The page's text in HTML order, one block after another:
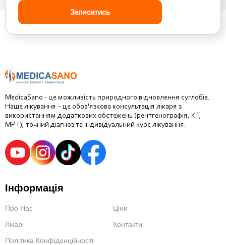
MedicaSano - це можливість природного відновлення суглобів.
Наше лікування – це обов'язкова консультація лікаря з
використанням додаткових обстежень (рентгенографія, КТ,
МРТ), точний діагноз та індивідуальний курс лікування.
Інформація
Про Нас
Ціни
Лікарі
Контакти
Політика Конфіденційності